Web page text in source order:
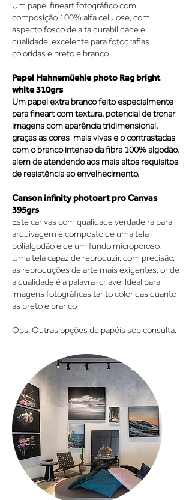
Um papel fineart fotográfico com
composição 100% alfa celulose, com
aspecto fosco de alta durabilidade e
qualidade, excelente para fotografias
coloridas e preto e branco.
Papel Hahnemüehle photo Rag bright
white 310grs
Um papel extra branco feito especialmente
para fineart com textura, potencial de tronar
imagens com aparência tridimensional,
graças as cores mais vivas e o contrastadas
com o branco intenso da fibra 100% algodão,
alem de atendendo aos mais altos requisitos
de resistência ao envelhecimento.
Canson infinity photoart pro Canvas
395grs
Este canvas com qualidade verdadeira para
arquivagem é composto de uma tela
polialgodão e de um fundo microporoso.
Uma tela capaz de reproduzir, com precisão,
as reproduções de arte mais exigentes, onde
a qualidade é a palavra-chave. Ideal para
imagens fotográficas tanto coloridas quanto
as preto e branco.
Obs. Outras opções de papéis sob consulta.